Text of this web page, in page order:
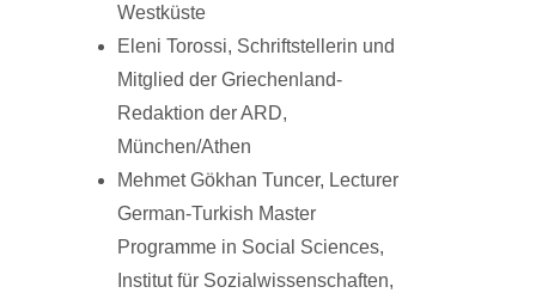
Westküste
Eleni Torossi, Schriftstellerin und
Mitglied der Griechenland-
Redaktion der ARD,
München/Athen
Mehmet Gökhan Tuncer, Lecturer
German-Turkish Master
Programme in Social Sciences,
Institut für Sozialwissenschaften,